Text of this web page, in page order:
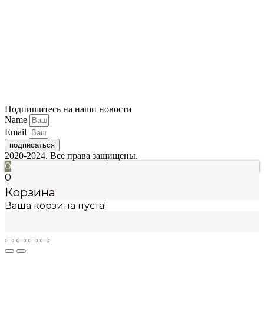
Подпишитесь на наши новости
Name
Email
подписаться
2020-2024. Все права защищены.
0
0
Корзина
Ваша корзина пуста!